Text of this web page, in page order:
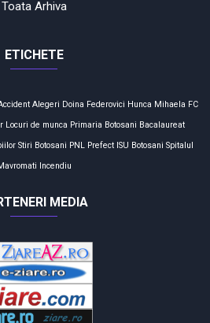
Toata Arhiva
ETICHETE
Alegeri Doina Federovici Hunca Mihaela FC
Locuri de munca Primaria Botosani Bacalaureat
Stiri Botosani PNL Prefect ISU Botosani Spitalul
Incendiu
MEDIA